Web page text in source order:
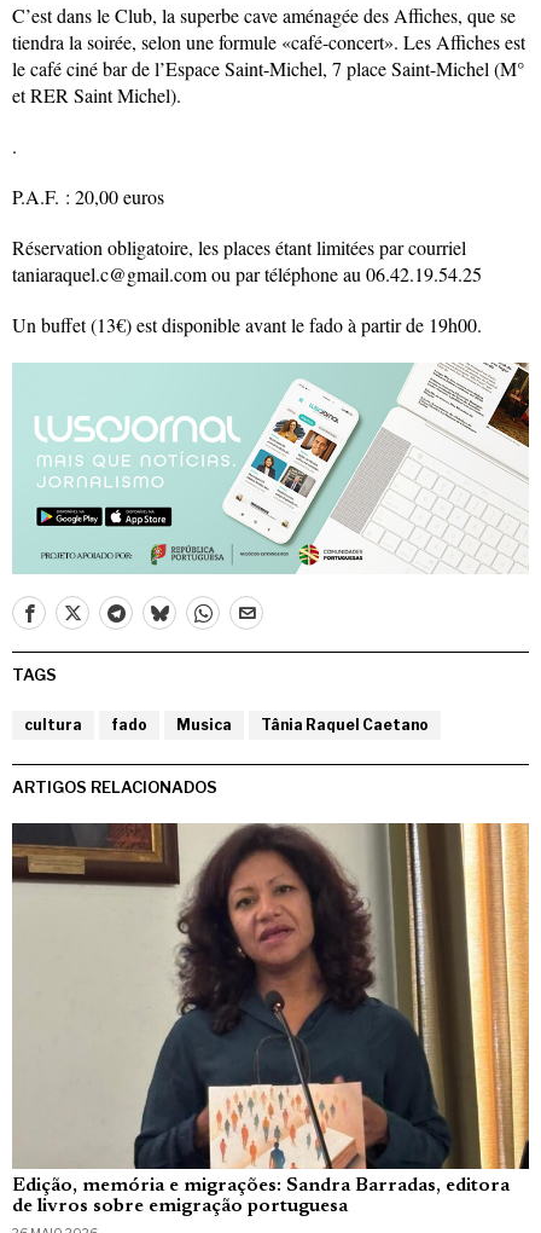
C’est dans le Club, la superbe cave aménagée des Affiches, que se
tiendra la soirée, selon une formule «café-concert». Les Affiches est
le café ciné bar de l’Espace Saint-Michel, 7 place Saint-Michel (M°
et RER Saint Michel).
.
P.A.F. : 20,00 euros
Réservation obligatoire, les places étant limitées par courriel
taniaraquel.c@gmail.com ou par téléphone au 06.42.19.54.25
Un buffet (13€) est disponible avant le fado à partir de 19h00.
TAGS
cultura fado Musica Tânia Raquel Caetano
ARTIGOS RELACIONADOS
Edição, memória e migrações: Sandra Barradas, editora
de livros sobre emigração portuguesa